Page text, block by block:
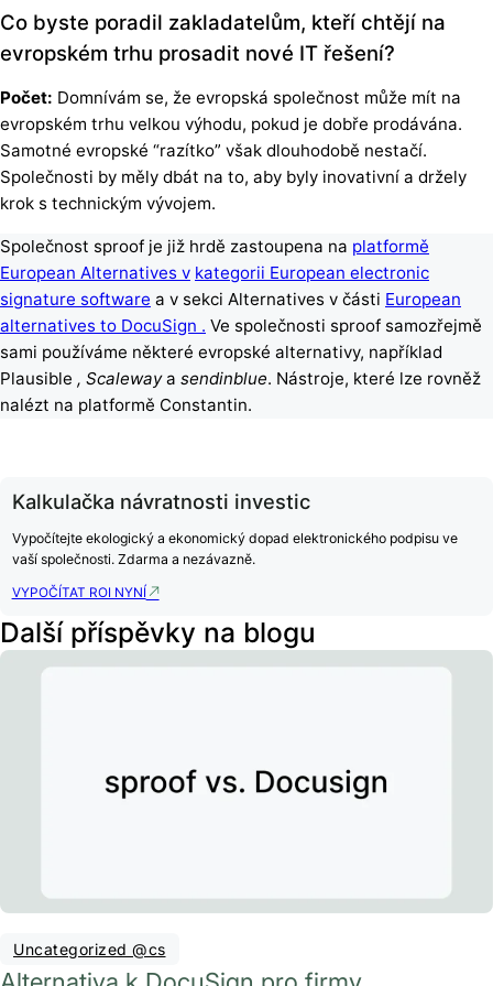
Co byste poradil zakladatelům, kteří chtějí na
evropském trhu prosadit nové IT řešení?
Počet: Domnívám se, že evropská společnost může mít na
evropském trhu velkou výhodu, pokud je dobře prodávána.
Samotné evropské “razítko” však dlouhodobě nestačí.
Společnosti by měly dbát na to, aby byly inovativní a držely
krok s technickým vývojem.
Společnost sproof je již hrdě zastoupena na platformě
European Alternatives v kategorii European electronic
signature software a v sekci Alternatives v části European
alternatives to DocuSign . Ve společnosti sproof samozřejmě
sami používáme některé evropské alternativy, například
Plausible , Scalewaya sendinblue. Nástroje, které lze rovněž
nalézt na platformě Constantin.
Kalkulačka návratnosti investic
Vypočítejte ekologický a ekonomický dopad elektronického podpisu ve
vaší společnosti. Zdarma a nezávazně.
VYPOČÍTAT ROI NYNÍ
Další příspěvky na blogu
Uncategorized @cs